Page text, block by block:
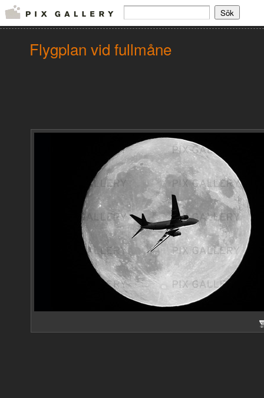
Flygplan vid fullmåne